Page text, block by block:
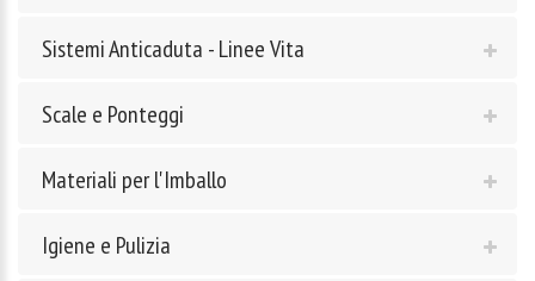
Sistemi Anticaduta - Linee Vita
Scale e Ponteggi
Materiali per l'Imballo
Igiene e Pulizia